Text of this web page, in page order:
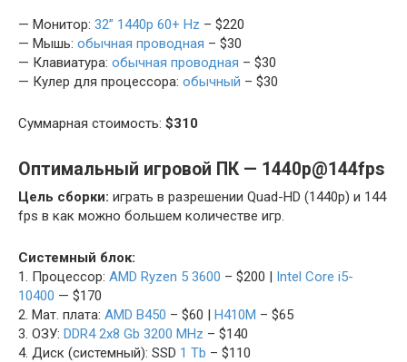
— Монитор: 32” 1440p 60+ Hz – $220
— Мышь: обычная проводная – $30
— Клавиатура: обычная проводная – $30
— Кулер для процессора: обычный – $30
Суммарная стоимость: $310
Оптимальный игровой ПК — 1440p@144fps
Цель сборки: играть в разрешении Quad-HD (1440p) и 144
fps в как можно большем количестве игр.
Системный блок:
1. Процессор: AMD Ryzen 5 3600 – $200 | Intel Core i5-
10400 — $170
2. Мат. плата: AMD B450 – $60 | H410M – $65
3. ОЗУ: DDR4 2х8 Gb 3200 MHz – $140
4. Диск (системный): SSD 1 Tb – $110